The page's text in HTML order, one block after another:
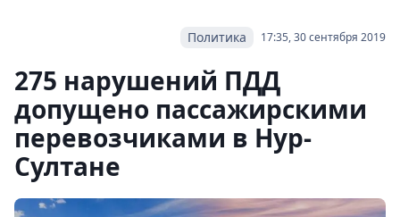
17:35, 30 сентября 2019
Политика
275 нарушений ПДД
допущено пассажирскими
перевозчиками в Нур-
Султане